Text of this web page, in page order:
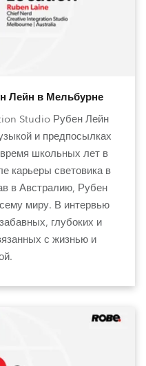
Лейн в Мельбурне
Studio Рубен Лейн
и предпосылках
школьных лет в
карьеры световика в
в Австралию, Рубен
миру. В интервью
глубоких и
с жизнью и